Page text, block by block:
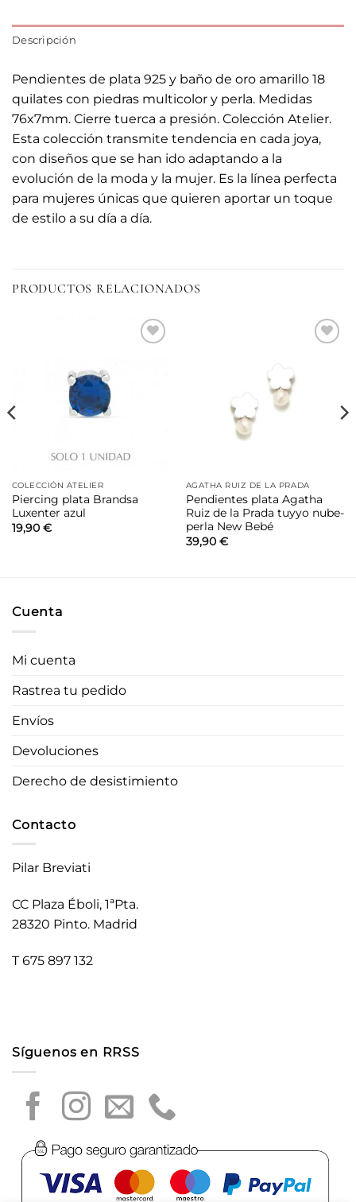
Descripción
Pendientes de plata 925 y baño de oro amarillo 18
quilates con piedras multicolor y perla. Medidas
76x7mm. Cierre tuerca a presión. Colección Atelier.
Esta colección transmite tendencia en cada joya,
con diseños que se han ido adaptando a la
evolución de la moda y la mujer. Es la línea perfecta
para mujeres únicas que quieren aportar un toque
de estilo a su día a día.
PRODUCTOS RELACIONADOS
COLECCIÓN ATELIER
Piercing plata Brandsa
Luxenter azul
19,90 €
AGATHA RUIZ DE LA PRADA
Pendientes plata Agatha
Ruiz de la Prada tuyyo nube-
perla New Bebé
39,90 €
Cuenta
Mi cuenta
Rastrea tu pedido
Envíos
Devoluciones
Derecho de desistimiento
Contacto
Pilar Breviati
CC Plaza Éboli, 1ªPta.
28320 Pinto. Madrid
T 675 897 132
Síguenos en RRSS